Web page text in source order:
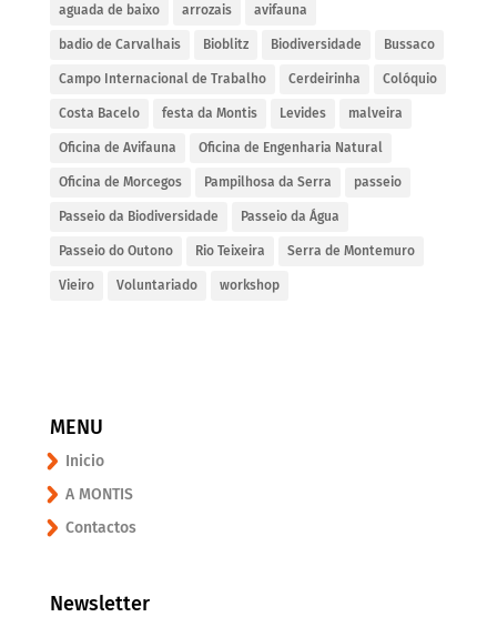
aguada de baixo arrozais avifauna
badio de Carvalhais Bioblitz Biodiversidade Bussaco
Campo Internacional de Trabalho Cerdeirinha Colóquio
Costa Bacelo festa da Montis Levides malveira
Oficina de Avifauna Oficina de Engenharia Natural
Oficina de Morcegos Pampilhosa da Serra passeio
Passeio da Biodiversidade Passeio da Água
Passeio do Outono Rio Teixeira Serra de Montemuro
Vieiro Voluntariado workshop
MENU
Inicio
A MONTIS
Contactos
Newsletter